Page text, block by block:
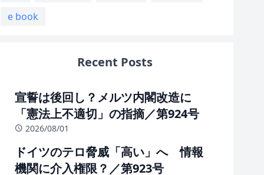
e book
Recent Posts
宣誓は後回し？メルツ内閣改造に
「憲法上不適切」の指摘／第924号
2026/08/01
ドイツのテロ脅威「高い」へ 情報
機関に介入権限？／第923号